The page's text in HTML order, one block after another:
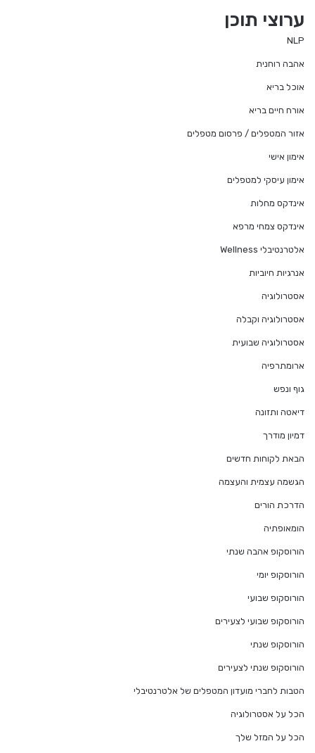
ערוצי תוכן
NLP
אהבה רוחנית
אוכל בריא
אורח חיים בריא
אזור המטפלים / פרסום מטפלים
אימון אישי
אימון עיסקי למטפלים
אינדקס מחלות
אינדקס צמחי מרפא
אלטרנטיבלי Wellness
אנרגיות חיוביות
אסטרולוגיה
אסטרולוגיה וקבלה
אסטרולוגיה שבועית
ארומתרפיה
גוף ונפש
דיאטה ותזונה
דמיון מודרך
הבאת לקוחות חדשים
הגשמה עצמית והעצמה
הדרכת הורים
הומאופתיה
הורוסקופ אהבה שנתי
הורוסקופ יומי
הורוסקופ שבועי
הורוסקופ שבועי לצעירים
הורוסקופ שנתי
הורוסקופ שנתי לצעירים
הטבות לחברי מועדון המטפלים של אלטרנטיבלי
הכל על אסטרולוגיה
הכל על המזל שלך